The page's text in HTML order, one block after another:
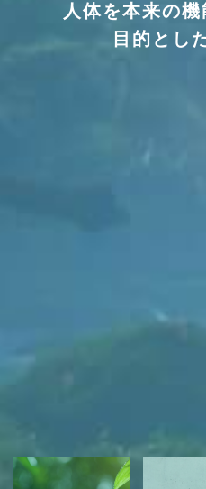
人体を本来の
目的とし